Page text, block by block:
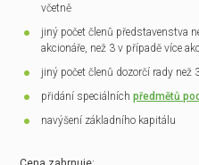
včetně
jiný počet členů představenstva
akcionáře, než 3 v případě více
jiný počet členů dozorčí rady než
přidání speciálníchpředmětů
navýšení základního kapitálu